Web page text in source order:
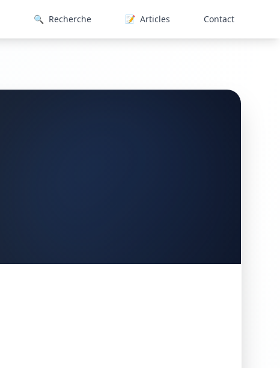
🔍 Recherche 📝 Articles Contact